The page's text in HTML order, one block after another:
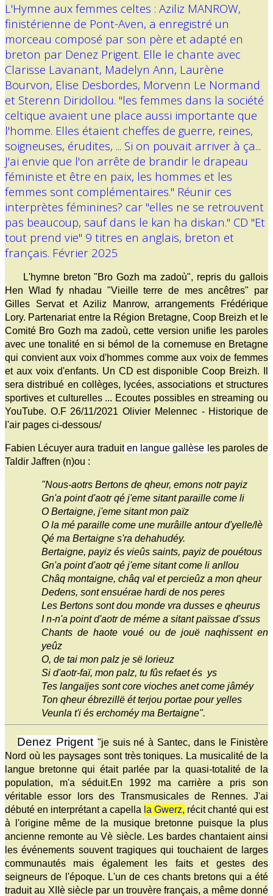
L'Hymne aux femmes celtes : Aziliz MANROW,
finistérienne de Pont-Aven, a enregistré un
morceau composé par son père et adapté en
breton par Denez Prigent. Elle le chante avec
Clarisse Lavanant, Madelyn Ann, Laurène
Bourvon, Elise Desbordes, Morvenn Le Normand
et Sterenn Diridollou. "les femmes dans la société
celtique avaient une place aussi importante que
l'homme. Elles étaient cheffes de guerre, reines,
soigneuses, érudites, ... Si on pouvait arriver à ça...
J'ai envie que l'on arrête de brandir le drapeau
féministe et être en paix, les hommes et les
femmes sont complémentaires." Réunir ces
interprètes féminines? car "elles ne se retrouvent
pas beaucoup, sauf dans le kan ha diskan." CD "Et
tout prend vie" 9 titres en anglais, breton et
français. Février 2025
L'hymne breton "Bro Gozh ma zadoù", repris du gallois
Hen Wlad fy nhadau "Vieille terre de mes ancêtres" par
Gilles Servat et Aziliz Manrow, arrangements Frédérique
Lory. Partenariat entre la Région Bretagne, Coop Breizh et le
Comité Bro Gozh ma zadoù, cette version unifie les paroles
avec une tonalité en si bémol de la cornemuse en Bretagne
qui convient aux voix d'hommes comme aux voix de femmes
et aux voix d'enfants. Un CD est disponible Coop Breizh. Il
sera distribué en collèges, lycées, associations et structures
sportives et culturelles ... Ecoutes possibles en streaming ou
YouTube. O.F 26/11/2021 Olivier Melennec - Historique de
l'air pages ci-dessous/
Fabien Lécuyer aura traduiten langue gallèse l es paroles de
Taldir Jaffren (n)ou :
"Nous-aotrs Bertons de qheur, emons notr payiz
Gn'a point d'aotr qé j'eme sitant paraille come li
O Bertaigne, j'eme sitant mon païz
O la mé paraille come une murâille antour d'yelle/lè
Qé ma Bertaigne s'ra dehahudéy.
Bertaigne, payiz és vieûs saints, payiz de pouétous
Gn'a point d'aotr qé j'eme sitant come li anllou
Châq montaigne, châq val et percieûz a mon qheur
Dedens, sont ensuérae hardi de nos peres
Les Bertons sont dou monde vra dusses e qheurus
I n-n'a point d'aotr de méme a sitant païssae d'ssus
Chants de haote voué ou de jouë naqhissent en
yeûz
O, de tai mon paIz je së lorieuz
Si d'aotr-faï, mon paIz, tu fûs refaet és ys
Tes langaïjes sont core vioches anet come jâméy
Ton qheur ébrezillë ét terjou portae pour yelles
Veunla t'i és erchoméy ma Bertaigne".
Denez Prigent "je suis né à Santec, dans le Finistère
Nord où les paysages sont très toniques. La musicalité de la
langue bretonne qui était parlée par la quasi-totalité de la
population, m'a séduit.En 1992 ma carrière a pris son
véritable essor lors des Transmusicales de Rennes. J'ai
débuté en interprétant a capella la Gwerz, récit chanté qui est
à l'origine même de la musique bretonne puisque la plus
ancienne remonte au Vè siècle. Les bardes chantaient ainsi
les événements souvent tragiques qui touchaient de larges
communautés mais également les faits et gestes des
seigneurs de l'époque. L'un de ces chants bretons qui a été
traduit au XIIè siècle par un trouvère français, a même donné